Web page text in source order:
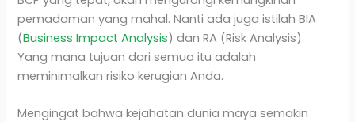
pemadaman yang mahal. Nanti ada juga istilah BIA
(Business Impact Analysis) dan RA (Risk Analysis).
Yang mana tujuan dari semua itu adalah
meminimalkan risiko kerugian Anda.
Mengingat bahwa kejahatan dunia maya semakin